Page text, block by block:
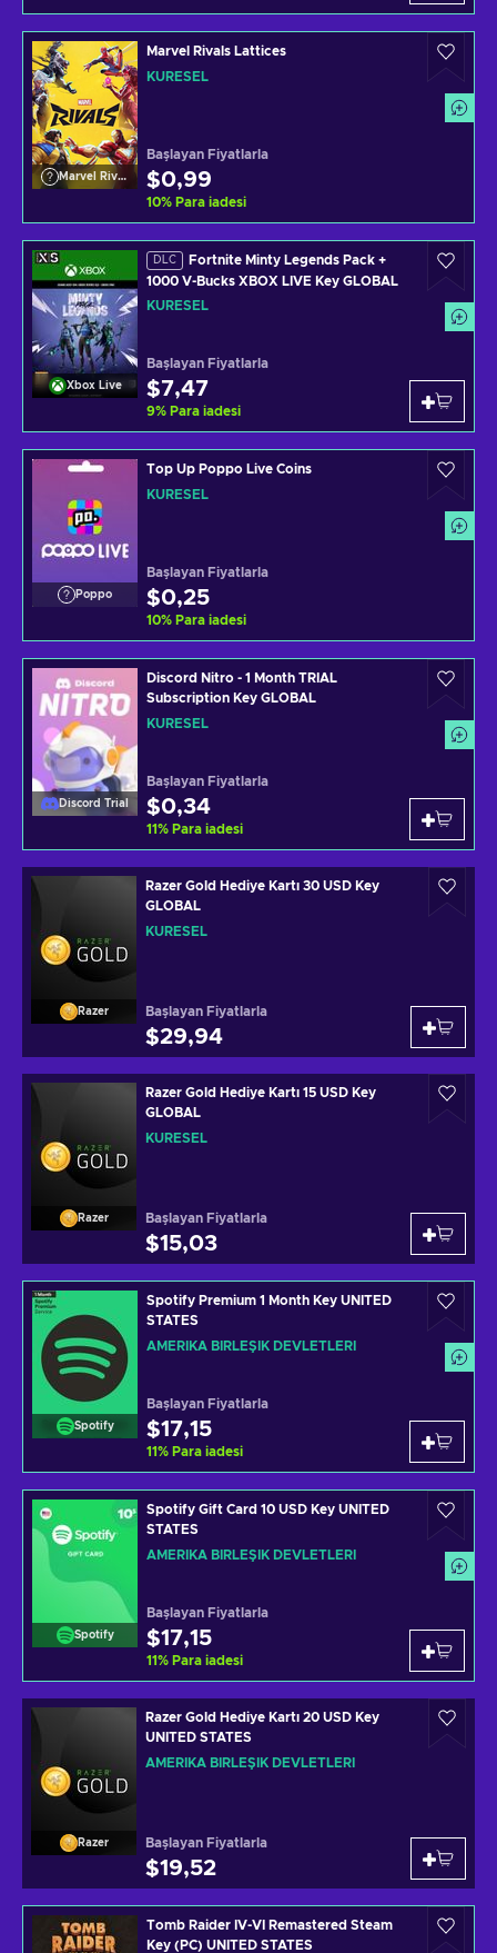
Marvel Rivals
Marvel Rivals Lattices
KÜRESEL
Başlayan Fiyatlarla
$0,99
10% Para iadesi
Xbox Live
DLC
Fortnite Minty Legends Pack +
1000 V-Bucks XBOX LIVE Key GLOBAL
KÜRESEL
Başlayan Fiyatlarla
$7,47
9% Para iadesi
Poppo
Top Up Poppo Live Coins
KÜRESEL
Başlayan Fiyatlarla
$0,25
10% Para iadesi
Discord Trial
Discord Nitro - 1 Month TRIAL
Subscription Key GLOBAL
KÜRESEL
Başlayan Fiyatlarla
$0,34
11% Para iadesi
Razer
Razer Gold Hediye Kartı 30 USD Key
GLOBAL
KÜRESEL
Başlayan Fiyatlarla
$29,94
Razer
Razer Gold Hediye Kartı 15 USD Key
GLOBAL
KÜRESEL
Başlayan Fiyatlarla
$15,03
Spotify
Spotify Premium 1 Month Key UNITED
STATES
AMERIKA BIRLEŞIK DEVLETLERI
Başlayan Fiyatlarla
$17,15
11% Para iadesi
Spotify
Spotify Gift Card 10 USD Key UNITED
STATES
AMERIKA BIRLEŞIK DEVLETLERI
Başlayan Fiyatlarla
$17,15
11% Para iadesi
Razer
Razer Gold Hediye Kartı 20 USD Key
UNITED STATES
AMERIKA BIRLEŞIK DEVLETLERI
Başlayan Fiyatlarla
$19,52
Tomb Raider IV-VI Remastered Steam
Key (PC) UNITED STATES